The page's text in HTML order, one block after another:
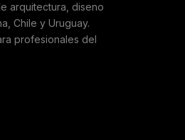
arquitectura, diseno
Chile y Uruguay.
profesionales del